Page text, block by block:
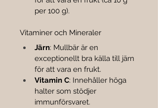
per 100 g).
Vitaminer och Mineraler
Järn: Mullbär är en
exceptionellt bra källa till järn
för att vara en frukt.
Vitamin C: Innehåller höga
halter som stödjer
immunförsvaret.